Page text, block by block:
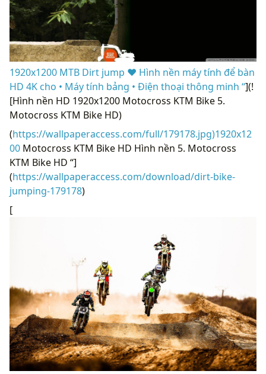
1920x1200 MTB Dirt jump ❤ Hình nền máy tính để bàn
HD 4K cho • Máy tính bảng • Điện thoại thông minh “](!
[Hình nền HD 1920x1200 Motocross KTM Bike 5.
Motocross KTM Bike HD)
(https://wallpaperaccess.com/full/179178.jpg)1920x12
00 Motocross KTM Bike HD Hình nền 5. Motocross
KTM Bike HD “]
(https://wallpaperaccess.com/download/dirt-bike-
jumping-179178)
[